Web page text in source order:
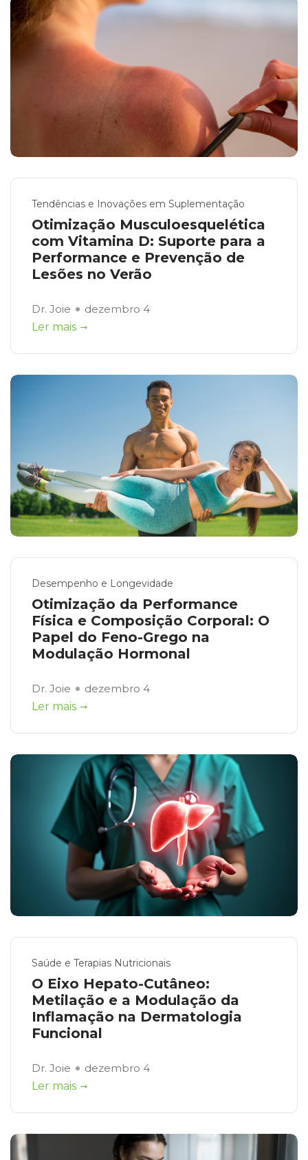
Tendências e Inovações em Suplementação
Otimização Musculoesquelética
com Vitamina D: Suporte para a
Performance e Prevenção de
Lesões no Verão
Dr. Joie
dezembro 4
Ler mais
Desempenho e Longevidade
Otimização da Performance
Física e Composição Corporal: O
Papel do Feno-Grego na
Modulação Hormonal
Dr. Joie
dezembro 4
Ler mais
Saúde e Terapias Nutricionais
O Eixo Hepato-Cutâneo:
Metilação e a Modulação da
Inflamação na Dermatologia
Funcional
Dr. Joie
dezembro 4
Ler mais